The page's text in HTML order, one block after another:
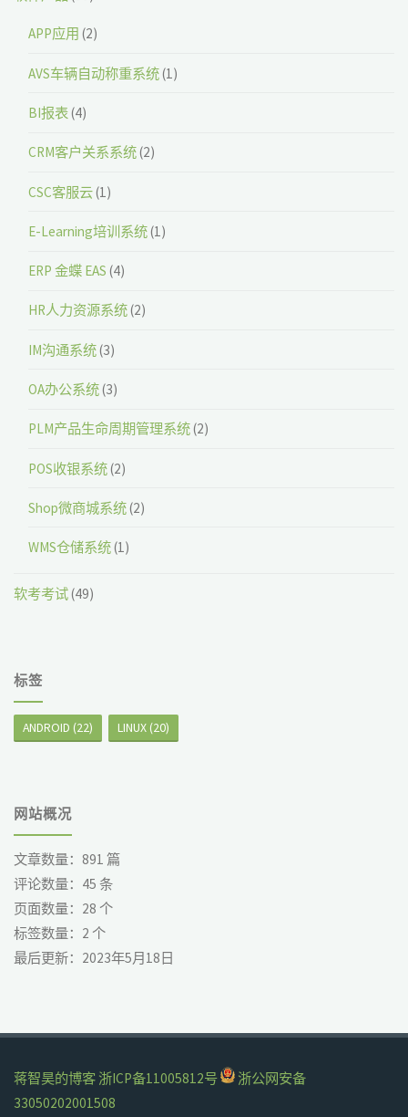
APP应用 (2)
AVS车辆自动称重系统(1)
BI报表(4)
CRM客户关系系统(2)
CSC客服云(1)
E-Learning培训系统(1)
ERP 金蝶 EAS (4)
HR人力资源系统(2)
IM沟通系统(3)
OA办公系统(3)
PLM产品生命周期管理系统(2)
POS收银系统(2)
Shop微商城系统(2)
WMS仓储系统(1)
软考考试(49)
标签
ANDROID (22) LINUX (20)
网站概况
文章数量：891 篇
评论数量： 45 条
页面数量： 28 个
标签数量： 2 个
最后更新： 2023年5月18日
蒋智昊的博客 浙ICP备11005812号
浙公网安备
33050202001508